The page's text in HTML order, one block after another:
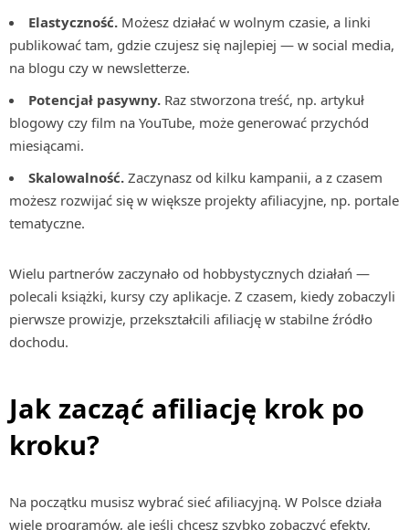
Elastyczność. Możesz działać w wolnym czasie, a linki
publikować tam, gdzie czujesz się najlepiej — w social media,
na blogu czy w newsletterze.
Potencjał pasywny. Raz stworzona treść, np. artykuł
blogowy czy film na YouTube, może generować przychód
miesiącami.
Skalowalność. Zaczynasz od kilku kampanii, a z czasem
możesz rozwijać się w większe projekty afiliacyjne, np. portale
tematyczne.
Wielu partnerów zaczynało od hobbystycznych działań —
polecali książki, kursy czy aplikacje. Z czasem, kiedy zobaczyli
pierwsze prowizje, przekształcili afiliację w stabilne źródło
dochodu.
Jak zacząć afiliację krok po
kroku?
Na początku musisz wybrać sieć afiliacyjną. W Polsce działa
wiele programów, ale jeśli chcesz szybko zobaczyć efekty,